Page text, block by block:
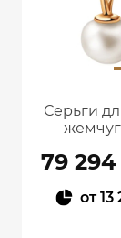
Серьги
79
от13